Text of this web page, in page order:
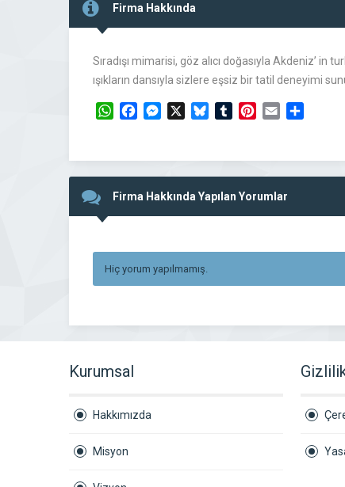
Firma Hakkında
Sıradışı mimarisi, göz alıcı doğasıyla Akdeniz’
ışıkların dansıyla sizlere eşsiz bir tatil deneyimi
WhatsAppFacebookMessengerBlueskyTumblrPinterest
Email
Firma Hakkında Yapılan Yorumlar
Hiç yorum yapılmamış.
Kurumsal
Hakkımızda
Misyon